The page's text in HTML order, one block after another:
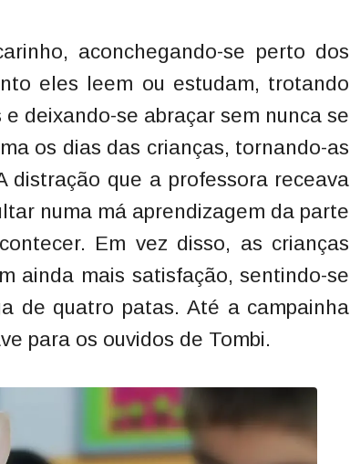
aconchegando-se perto dos
eles leem ou estudam, trotando
deixando-se abraçar sem nunca se
os dias das crianças, tornando-as
distração que a professora receava
numa má aprendizagem da parte
Em vez disso, as crianças
ainda mais satisfação, sentindo-se
de quatro patas. Até a campainha
para os ouvidos de Tombi.